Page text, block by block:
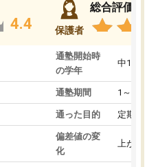
4.4 保護者
総合評価
通塾開始時
の学年
中1
通塾期間 1～3ヵ月
通った目的 定期テス
偏差値の変
化
上がった